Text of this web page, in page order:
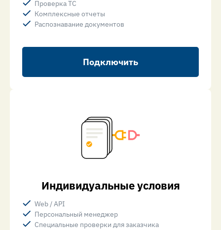
Проверка ТС
Комплексные отчеты
Распознавание документов
Подключить
Индивидуальные условия
Web / API
Персональный менеджер
Специальные проверки для заказчика